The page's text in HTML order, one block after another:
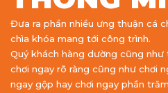
Đưa ra phần nhiều ưng thuận cá
chìa khóa mang tới công trình.
Quý khách hàng dường cũng như
chơi ngay rõ ràng cũng như chơi
ngay gộp hay chơi ngay phần